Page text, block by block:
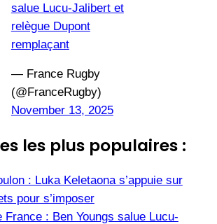
salue Lucu-Jalibert et
relègue Dupont
remplaçant
— France Rugby
(@FranceRugby)
November 13, 2025
les plus populaires :
: Luka Keletaona s’appuie sur
pour s’imposer
France : Ben Youngs salue Lucu-